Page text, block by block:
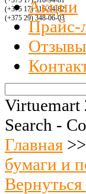
(+375 17) 516-94-82
(+375 29) 348-06-03
Акции
Прайс-
Отзывы
Virtuemart
Search -
Главная >>
бумаги и